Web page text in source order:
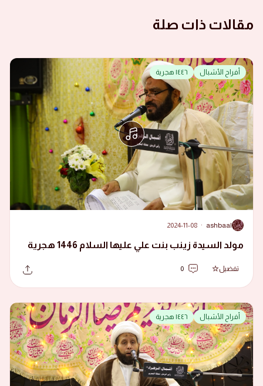
مقالات ذات صلة
أفراح الأشبال ١٤٤٦ هجرية
A
ashbaal
·
2024-11-08
مولد السيدة زينب بنت علي عليها السلام 1446 هجرية
تفضيل 0
أفراح الأشبال ١٤٤٦ هجرية